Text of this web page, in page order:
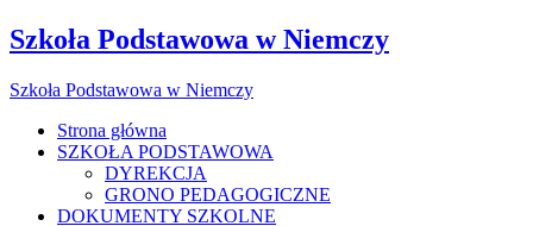
Szkoła Podstawowa w Niemczy
Szkoła Podstawowa w Niemczy
Strona główna
SZKOŁA PODSTAWOWA
DYREKCJA
GRONO PEDAGOGICZNE
DOKUMENTY SZKOLNE